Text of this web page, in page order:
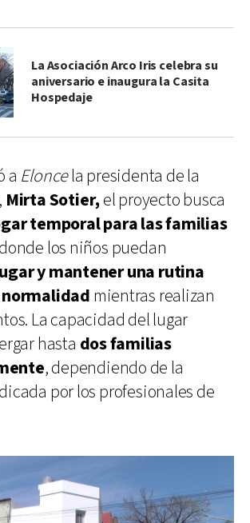
La Asociación Arco Iris celebra su
aniversario e inaugura la Casita
Hospedaje
a Eloncela presidenta de la
Mirta Sotier,el proyecto busca
temporal para las familias
los niños puedan
y mantener una rutina
mientras realizan
La capacidad del lugar
hasta dos familias
, dependiendo de la
por los profesionales de